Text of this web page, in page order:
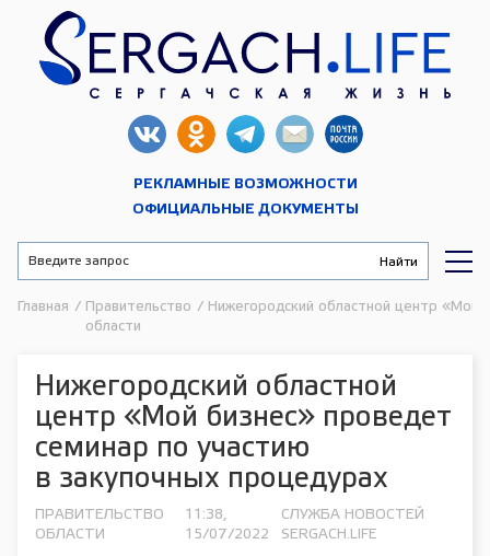
РЕКЛАМНЫЕ ВОЗМОЖНОСТИ
ОФИЦИАЛЬНЫЕ ДОКУМЕНТЫ
Главная /
Правительство
области
/ Нижегородский областной центр «Мой
Нижегородский областной
центр «Мой бизнес» проведет
семинар по участию
в закупочных процедурах
ПРАВИТЕЛЬСТВО
ОБЛАСТИ
11:38,
15/07/2022
СЛУЖБА НОВОСТЕЙ
SERGACH.LIFE